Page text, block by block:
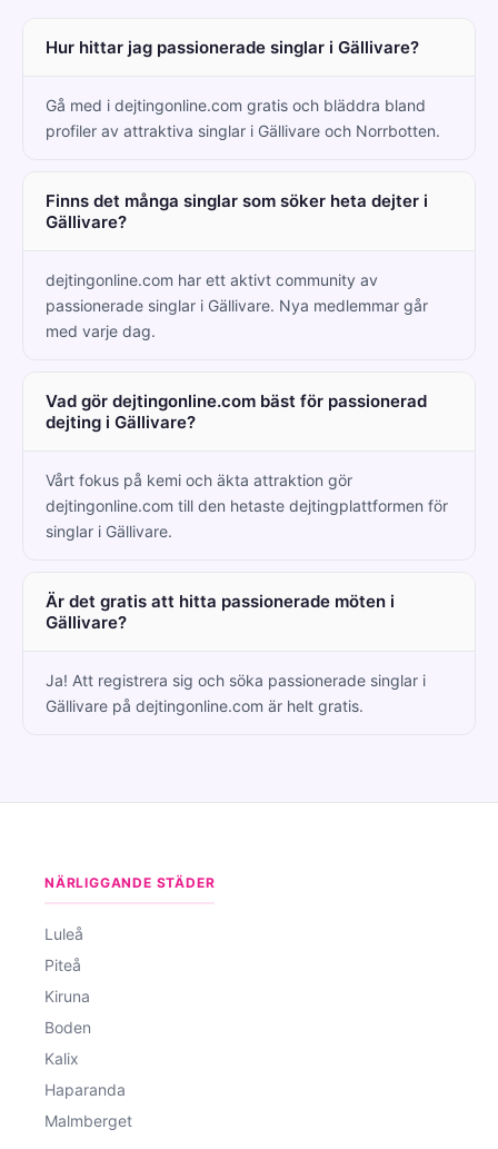
Hur hittar jag passionerade singlar i Gällivare?
Gå med i dejtingonline.com gratis och bläddra bland
profiler av attraktiva singlar i Gällivare och Norrbotten.
Finns det många singlar som söker heta dejter i
Gällivare?
dejtingonline.com har ett aktivt community av
passionerade singlar i Gällivare. Nya medlemmar går
med varje dag.
Vad gör dejtingonline.com bäst för passionerad
dejting i Gällivare?
Vårt fokus på kemi och äkta attraktion gör
dejtingonline.com till den hetaste dejtingplattformen för
singlar i Gällivare.
Är det gratis att hitta passionerade möten i
Gällivare?
Ja! Att registrera sig och söka passionerade singlar i
Gällivare på dejtingonline.com är helt gratis.
NÄRLIGGANDE STÄDER
Luleå
Piteå
Kiruna
Boden
Kalix
Haparanda
Malmberget